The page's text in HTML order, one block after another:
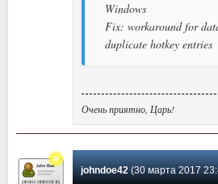
Windows
Fix: workaround for
duplicate hotkey entries
Очень приятно, Царь!
johndoe42(30 марта 2017 23:44)